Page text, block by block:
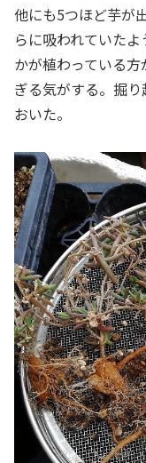
他にも5つほど芋が
らに吸われていた
かが植わっている
ぎる気がする。掘
おいた。